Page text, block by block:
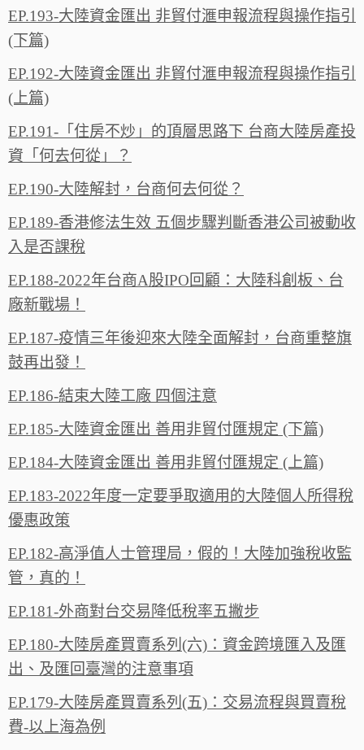
EP.193-大陸資金匯出 非貿付滙申報流程與操作指引
(下篇)
EP.192-大陸資金匯出 非貿付滙申報流程與操作指引
(上篇)
EP.191-「住房不炒」的頂層思路下 台商大陸房產投
資「何去何從」？
EP.190-大陸解封，台商何去何從？
EP.189-香港修法生效 五個步驟判斷香港公司被動收
入是否課稅
EP.188-2022年台商A股IPO回顧：大陸科創板、台
廠新戰場！
EP.187-疫情三年後迎來大陸全面解封，台商重整旗
鼓再出發！
EP.186-結束大陸工廠 四個注意
EP.185-大陸資金匯出 善用非貿付匯規定 (下篇)
EP.184-大陸資金匯出 善用非貿付匯規定 (上篇)
EP.183-2022年度一定要爭取適用的大陸個人所得稅
優惠政策
EP.182-高淨值人士管理局，假的！大陸加強稅收監
管，真的！
EP.181-外商對台交易降低稅率五撇步
EP.180-大陸房產買賣系列(六)：資金跨境匯入及匯
出、及匯回臺灣的注意事項
EP.179-大陸房產買賣系列(五)：交易流程與買賣稅
費-以上海為例